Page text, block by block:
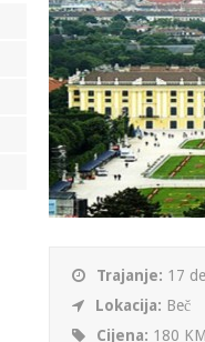
Trajanje: 17
Lokacija: Beč
Cijena: 180 KM